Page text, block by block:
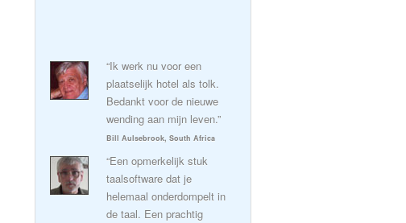
“Ik werk nu voor een
plaatselijk hotel als tolk.
Bedankt voor de nieuwe
wending aan mijn leven.”
Bill Aulsebrook, South Africa
“Een opmerkelijk stuk
taalsoftware dat je
helemaal onderdompelt in
de taal. Een prachtig